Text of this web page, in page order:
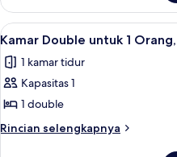
Suite
Junior
(Single
Lihat
semua
foto
untuk
Kamar
Double
10
Kamar Double untuk 1
1 kamar tidur
Kapasitas 1
1 double
Rincian selengkapnya
Rincian